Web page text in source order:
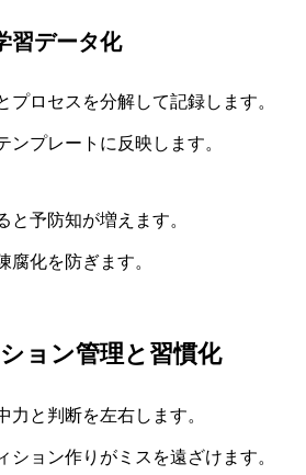
習データ化
プロセスを分解して記録します。
ンプレートに反映します。
と予防知が増えます。
腐化を防ぎます。
ョン管理と習慣化
力と判断を左右します。
ション作りがミスを遠ざけます。